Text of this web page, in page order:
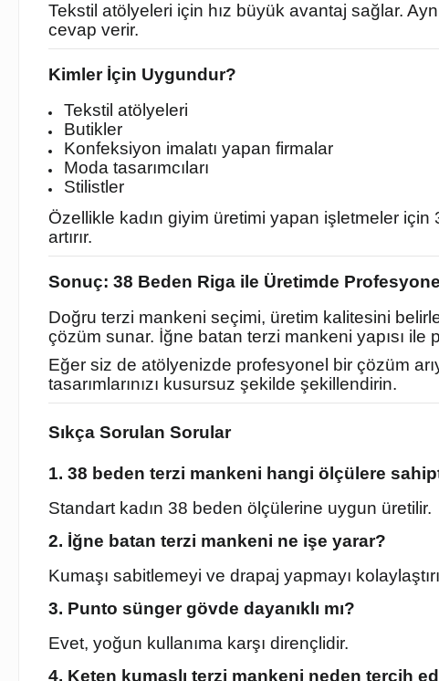
Tekstil atölyeleri için hız büyük avantaj sağlar.
cevap verir.
Kimler İçin Uygundur?
Tekstil atölyeleri
Butikler
Konfeksiyon imalatı yapan firmalar
Moda tasarımcıları
Stilistler
Özellikle kadın giyim üretimi yapan işletmeler
artırır.
Sonuç: 38 Beden Riga ile Üretimde
Doğru terzi mankeni seçimi, üretim kalitesini
çözüm sunar. İğne batan terzi mankeni yapısı ile
Eğer siz de atölyenizde profesyonel bir çözüm
tasarımlarınızı kusursuz şekilde şekillendirin.
Sıkça Sorulan Sorular
1. 38 beden terzi mankeni hangi ölçülere
Standart kadın 38 beden ölçülerine uygun üretilir.
2. İğne batan terzi mankeni ne işe yarar?
Kumaşı sabitlemeyi ve drapaj yapmayı
3. Punto sünger gövde dayanıklı mı?
Evet, yoğun kullanıma karşı dirençlidir.
4. Keten kumaşlı terzi mankeni neden tercih